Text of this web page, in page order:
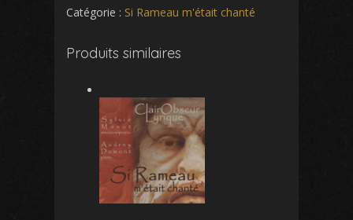
Permettez,
jour
Catégorie : Si Rameau m'était chanté
Produits similaires